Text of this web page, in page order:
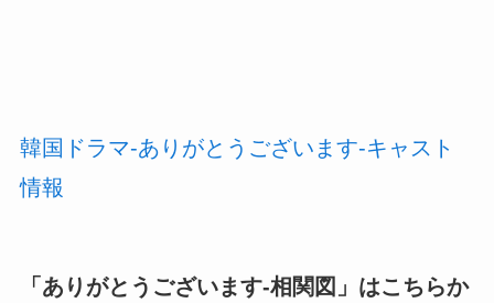
韓国ドラマ-ありがとうございます-キャスト
情報
「 ありがとうございます-相関図 」はこちらか